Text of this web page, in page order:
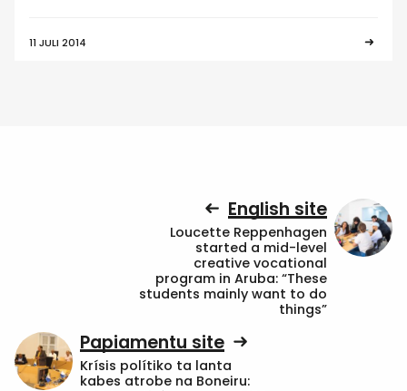
11 JULI 2014
English site
Loucette Reppenhagen
started a mid-level
creative vocational
program in Aruba: “These
students mainly want to do
things”
Papiamentu site
Krísis polítiko ta lanta
kabes atrobe na Boneiru: